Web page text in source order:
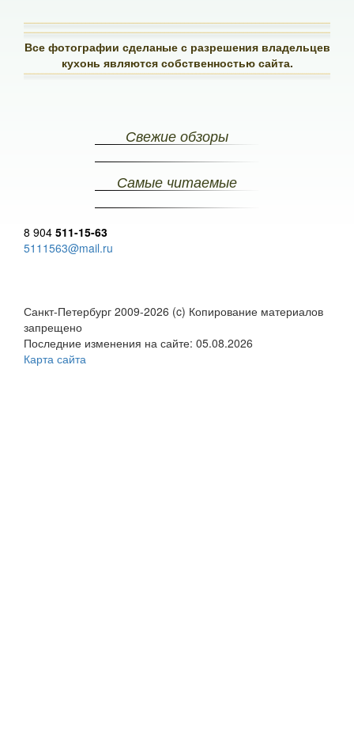
Все фотографии сделаные с разрешения владельцев
кухонь являются собственностью сайта.
Свежие обзоры
Самые читаемые
8 904 511-15-63
5111563@mail.ru
Санкт-Петербург 2009-2026 (c) Копирование материалов
запрещено
Последние изменения на сайте: 05.08.2026
Карта сайта